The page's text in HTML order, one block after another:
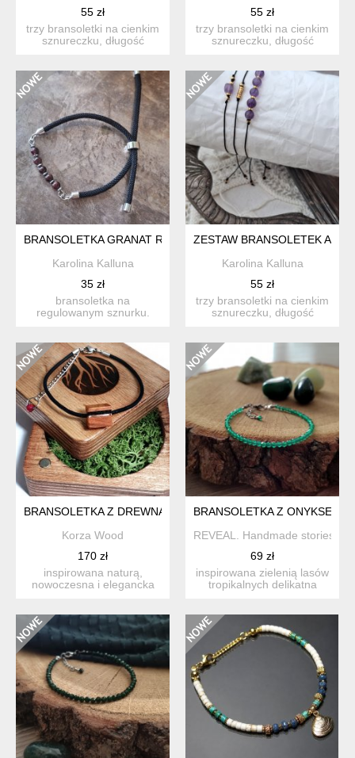
55 zł
trzy bransoletki na cienkim
sznureczku, długość
55 zł
trzy bransoletki na cienkim
sznureczku, długość
BRANSOLETKA GRANAT REGULOWANA
Karolina Kalluna
35 zł
bransoletka na
regulowanym sznurku.
ZESTAW BRANSOLETEK
Karolina Kalluna
55 zł
trzy bransoletki na cienkim
sznureczku, długość
BRANSOLETKA Z DREWNA OLIWNEGO Z MIEDZIĄ I
Korza Wood
170 zł
inspirowana naturą,
nowoczesna i elegancka
BRANSOLETKA Z ONYKSEM
REVEAL. Handmade stories
69 zł
inspirowana zielenią lasów
tropikalnych delikatna